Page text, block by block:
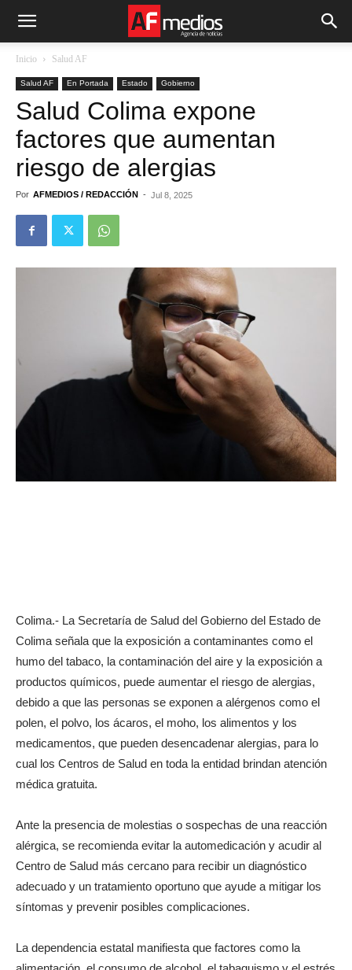
Inicio Salud AF
Salud AF En Portada Estado Gobierno
Salud Colima expone
factores que aumentan
riesgo de alergias
Por AFMEDIOS / REDACCIÓN - Jul 8, 2025
Colima.- La Secretaría de Salud del Gobierno del Estado de
Colima señala que la exposición a contaminantes como el
humo del tabaco, la contaminación del aire y la exposición a
productos químicos, puede aumentar el riesgo de alergias,
debido a que las personas se exponen a alérgenos como el
polen, el polvo, los ácaros, el moho, los alimentos y los
medicamentos, que pueden desencadenar alergias, para lo
cual los Centros de Salud en toda la entidad brindan atención
médica gratuita.
Ante la presencia de molestias o sospechas de una reacción
alérgica, se recomienda evitar la automedicación y acudir al
Centro de Salud más cercano para recibir un diagnóstico
adecuado y un tratamiento oportuno que ayude a mitigar los
síntomas y prevenir posibles complicaciones.
La dependencia estatal manifiesta que factores como la